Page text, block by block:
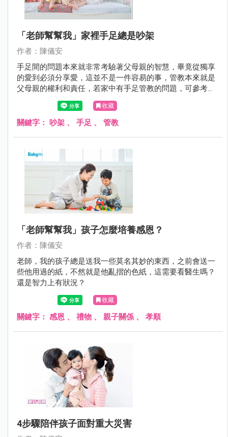
「老師幫幫我」家裡手足總是吵架
作者：陳儀安
手足間的問題本來就非常考驗著父母親的智慧，畢竟從獨享
的愛到必須分享愛，這並不是一件容易的事，管教本來就是
父母親的權利和責任，若家中有手足管教的問題，可參考以
收藏
關鍵字： 吵架 、 手足 、 管教
「老師幫幫我」孩子怎麼培養感恩？
作者：陳儀安
老師，我的孩子總是送我一些莫名其妙的東西，之前會送一
些他用過的紙，不然就是他亂摺的色紙，這需要看醫生嗎？
還是智力上有狀況？
收藏
關鍵字： 感恩 、 禮物 、 親子關係 、 孝順
4步驟陪伴孩子面對重大災害